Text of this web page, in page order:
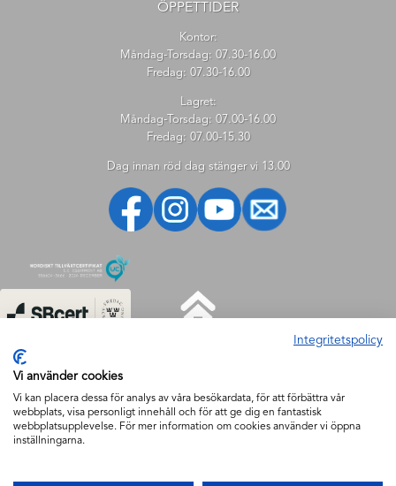
ÖPPETTIDER
Kontor:
Måndag-Torsdag: 07.30-16.00
Fredag: 07.30-16.00
Lagret:
Måndag-Torsdag: 07.00-16.00
Fredag: 07.00-15.30
Dag innan röd dag stänger vi 13.00
Hjälp
Så handlar du
Integritetspolicy
Vi använder cookies
Vi kan placera dessa för analys av våra besökardata, för att förbättra vår
webbplats, visa personligt innehåll och för att ge dig en fantastisk
webbplatsupplevelse. För mer information om cookies använder vi öppna
inställningarna.